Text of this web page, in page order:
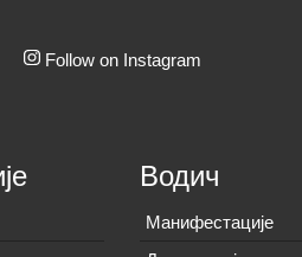
Follow on Instagram
Водич
Манифестације